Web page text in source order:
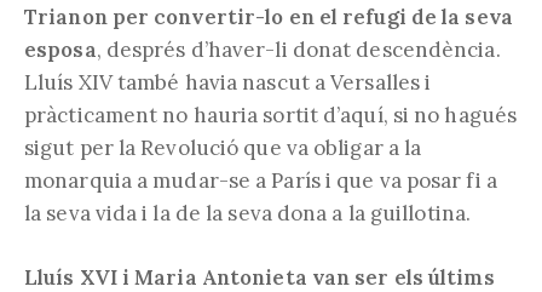
Trianon per convertir-lo en el refugi de la seva
esposa, després d’haver-li donat descendència.
Lluís XIV també havia nascut a Versalles i
pràcticament no hauria sortit d’aquí, si no hagués
sigut per la Revolució que va obligar a la
monarquia a mudar-se a París i que va posar fi a
la seva vida i la de la seva dona a la guillotina.
Lluís XVI i Maria Antonieta van ser els últims